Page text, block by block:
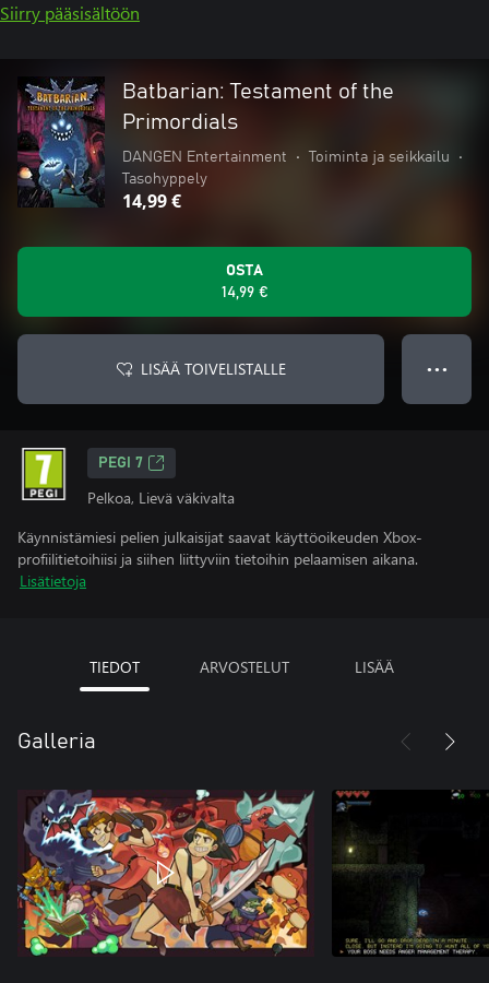
Siirry pääsisältöön
Batbarian: Testament of the
Primordials
DANGEN Entertainment • Toiminta ja seikkailu
•
Tasohyppely
14,99 €
OSTA
14,99 €
LISÄÄ TOIVELISTALLE ● ● ●
PEGI 7
Pelkoa, Lievä väkivalta
Käynnistämiesi pelien julkaisijat saavat käyttöoikeuden Xbox-
profiilitietoihiisi ja siihen liittyviin tietoihin pelaamisen aikana.
Lisätietoja
TIEDOT ARVOSTELUT LISÄÄ
Galleria